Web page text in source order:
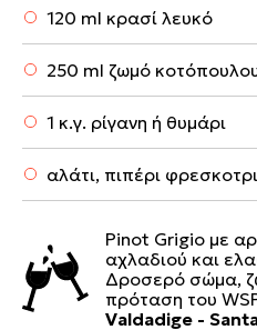
120 ml κρασί λευκό
250 ml ζωμό
1 κ.γ. ρίγανη ή θυμάρι
αλάτι, πιπέρι
Pinot Grigio με
αχλαδιού και
Δροσερό σώμα,
πρόταση του
Valdadige -